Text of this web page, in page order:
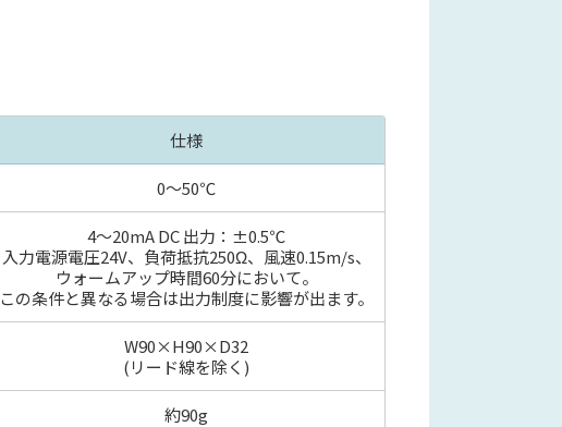
仕様
0～50℃
4～20mA DC 出力：±0.5℃
入力電源電圧24V、負荷抵抗250Ω、風速0.15m/s、
ウォームアップ時間60分において。
この条件と異なる場合は出力制度に影響が出ます。
W90×H90×D32
(リード線を除く)
約90g